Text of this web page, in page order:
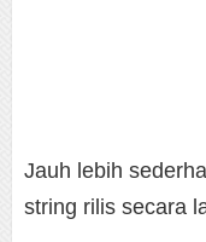
Jauh lebih
string rilis secara